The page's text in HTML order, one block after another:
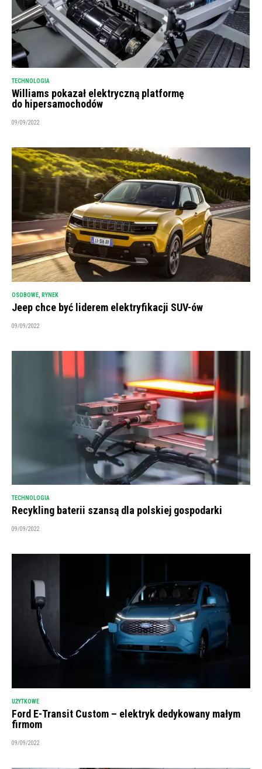
TECHNOLOGIA
Williams pokazał elektryczną platformę
do hipersamochodów
09/09/2022
OSOBOWE RYNEK
Jeep chce być liderem elektryfikacji SUV-ów
09/09/2022
TECHNOLOGIA
Recykling baterii szansą dla polskiej gospodarki
09/09/2022
UŻYTKOWE
Ford E-Transit Custom – elektryk dedykowany małym
firmom
09/09/2022